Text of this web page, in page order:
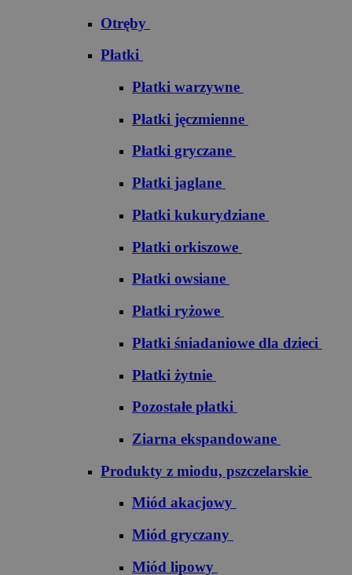
Otręby
Płatki
Płatki warzywne
Płatki jęczmienne
Płatki gryczane
Płatki jaglane
Płatki kukurydziane
Płatki orkiszowe
Płatki owsiane
Płatki ryżowe
Płatki śniadaniowe dla dzieci
Płatki żytnie
Pozostałe płatki
Ziarna ekspandowane
Produkty z miodu, pszczelarskie
Miód akacjowy
Miód gryczany
Miód lipowy